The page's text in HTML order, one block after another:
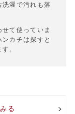
濯で汚れも落
て使っていま
カチは探すと
。
る